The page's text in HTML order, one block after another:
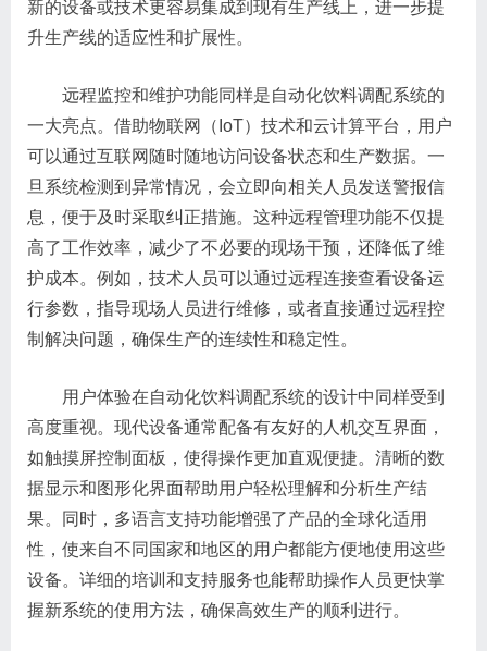
新的设备或技术更容易集成到现有生产线上，进一步提
升生产线的适应性和扩展性。
远程监控和维护功能同样是自动化饮料调配系统的
一大亮点。借助物联网（IoT）技术和云计算平台，用户
可以通过互联网随时随地访问设备状态和生产数据。一
旦系统检测到异常情况，会立即向相关人员发送警报信
息，便于及时采取纠正措施。这种远程管理功能不仅提
高了工作效率，减少了不必要的现场干预，还降低了维
护成本。例如，技术人员可以通过远程连接查看设备运
行参数，指导现场人员进行维修，或者直接通过远程控
制解决问题，确保生产的连续性和稳定性。
用户体验在自动化饮料调配系统的设计中同样受到
高度重视。现代设备通常配备有友好的人机交互界面，
如触摸屏控制面板，使得操作更加直观便捷。清晰的数
据显示和图形化界面帮助用户轻松理解和分析生产结
果。同时，多语言支持功能增强了产品的全球化适用
性，使来自不同国家和地区的用户都能方便地使用这些
设备。详细的培训和支持服务也能帮助操作人员更快掌
握新系统的使用方法，确保高效生产的顺利进行。